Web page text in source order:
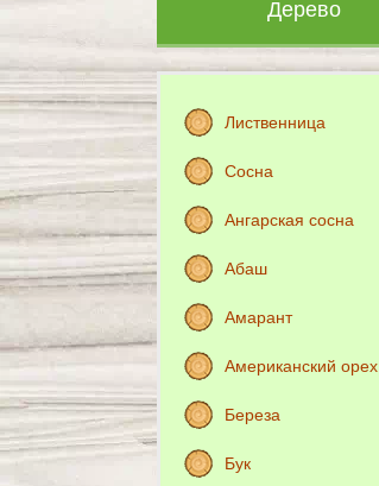
Дерево
Лиственница
Сосна
Ангарская сосна
Абаш
Амарант
Американский орех
Береза
Бук